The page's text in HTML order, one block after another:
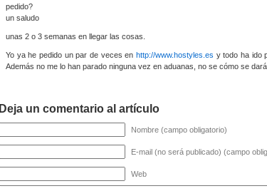
pedido?
un saludo
unas 2 o 3 semanas en llegar las cosas.
Yo ya he pedido un par de veces en http://www.hostyles.es y todo ha ido
Además no me lo han parado ninguna vez en aduanas, no se cómo se
Deja un comentario al artículo
Nombre (campo obligatorio)
E-mail (no será publicado) (campo
Web